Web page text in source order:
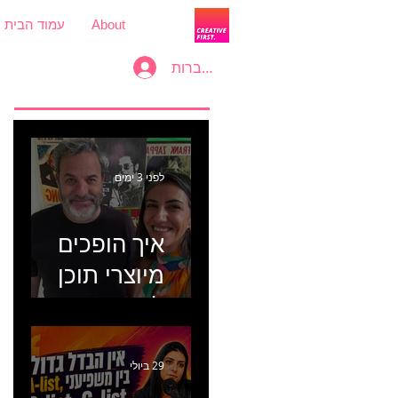
עמוד הבית About
להתחברות
איך הופכים
מיוצרי תוכן
למכונת
קמפיינים? פרק
446 עם יערה
לפני 3 ימים
29 ביולי